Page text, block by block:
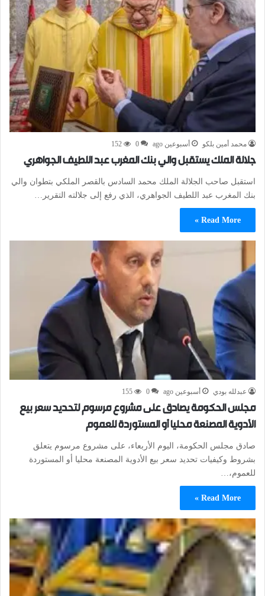
محمد أمين بلكو أسبوعين ago 0
152
جلالة الملك يستقبل والي بنك المغرب عبد اللطيف الجواهري
استقبل صاحب الجلالة الملك محمد السادس بالقصر الملكي بتطوان والي
بنك المغرب عبد اللطيف الجواهري، الذي رفع إلى جلالته التقرير…
Read More »
عبدلله بودي أسبوعين ago 0
155
مجلس الحكومة يصادق على مشروع مرسوم لتحديد سعر بيع
الأدوية المصنعة محليا أو المستوردة للعموم
صادق مجلس الحكومة، اليوم الأربعاء، على مشروع مرسوم يتعلق
بشروط وكيفيات تحديد سعر بيع الأدوية المصنعة محليا أو المستوردة
للعموم،…
Read More »